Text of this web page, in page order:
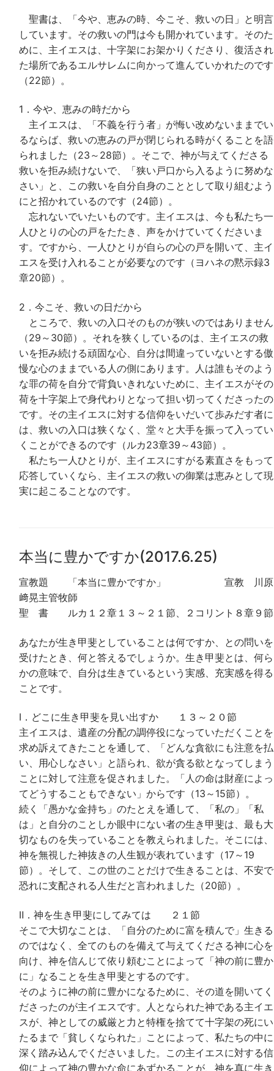
聖書は、「今や、恵みの時、今こそ、救いの日」と明言
しています。その救いの門は今も開かれています。そのた
めに、主イエスは、十字架にお架かりくださり、復活され
た場所であるエルサレムに向かって進んていかれたのです
（22節）。
1．今や、恵みの時だから
主イエスは、「不義を行う者」が悔い改めないままでい
るならば、救いの恵みの戸が閉じられる時がくることを語
られました（23～28節）。そこで、神が与えてくださる
救いを拒み続けないで、「狭い戸口から入るように努めな
さい」と、この救いを自分自身のこととして取り組むよう
にと招かれているのです（24節）。
忘れないでいたいものです。主イエスは、今も私たち一
人ひとりの心の戸をたたき、声をかけていてくださいま
す。ですから、一人ひとりが自らの心の戸を開いて、主イ
エスを受け入れることが必要なのです（ヨハネの黙示録3
章20節）。
2．今こそ、救いの日だから
ところで、救いの入口そのものが狭いのではありません
（29～30節）。それを狭くしているのは、主イエスの救
いを拒み続ける頑固な心、自分は間違っていないとする傲
慢な心のままでいる人の側にあります。人は誰もそのよう
な罪の荷を自分で背負いきれないために、主イエスがその
荷を十字架上で身代わりとなって担い切ってくださったの
です。その主イエスに対する信仰をいだいて歩みだす者に
は、救いの入口は狭くなく、堂々と大手を振って入ってい
くことができるのです（ルカ23章39～43節）。
私たち一人ひとりが、主イエスにすがる素直さをもって
応答していくなら、主イエスの救いの御業は恵みとして現
実に起こることなのです。
本当に豊かですか(2017.6.25)
宣教題 「本当に豊かですか」 宣教 川原
﨑晃主管牧師
聖 書 ルカ１２章１３～２１節、２コリント８章９節
あなたが生き甲斐としていることは何ですか、との問いを
受けたとき、何と答えるでしょうか。生き甲斐とは、何ら
かの意味で、自分は生きているという実感、充実感を得る
ことです。
Ⅰ．どこに生き甲斐を見い出すか １３～２０節
主イエスは、遺産の分配の調停役になっていただくことを
求め訴えてきたことを通して、「どんな貪欲にも注意を払
い、用心しなさい」と語られ、欲が貪る欲となってしまう
ことに対して注意を促されました。「人の命は財産によっ
てどうすることもできない」からです（13～15節）。
続く「愚かな金持ち」のたとえを通して、「私の」「私
は」と自分のことしか眼中にない者の生き甲斐は、最も大
切なものを失っていることを教えられました。そこには、
神を無視した神抜きの人生観が表れています（17～19
節）。そして、この世のことだけで生きることは、不安で
恐れに支配される人生だと言われました（20節）。
Ⅱ．神を生き甲斐にしてみては ２１節
そこで大切なことは、「自分のために富を積んで」生きる
のではなく、全てのものを備えて与えてくださる神に心を
向け、神を信んじて依り頼むことによって「神の前に豊か
に」なることを生き甲斐とするのです。
そのように神の前に豊かになるために、その道を開いてく
ださったのが主イエスです。人となられた神である主イエ
スが、神としての威厳と力と特権を捨てて十字架の死にい
たるまで「貧しくなられた」ことによって、私たちの中に
深く踏み込んでくださいました。この主イエスに対する信
仰によって神の豊かな命にあずかることが、神を真に生き